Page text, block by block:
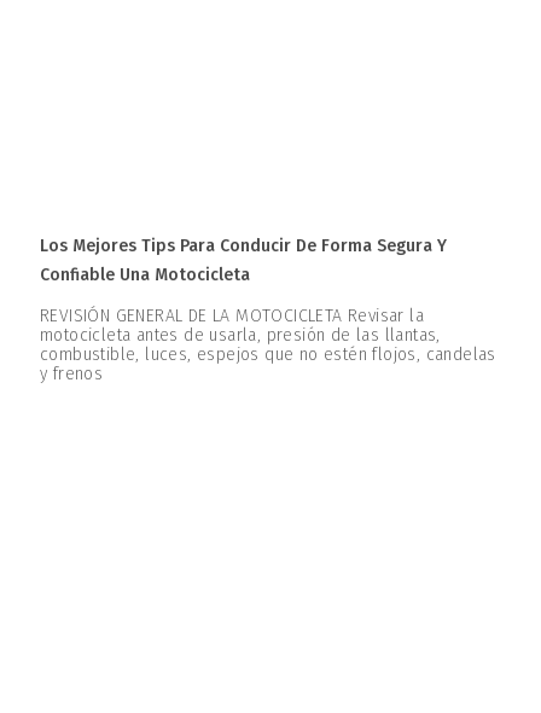
Los Mejores Tips Para Conducir De Forma Segura Y
Confiable Una Motocicleta
REVISIÓN GENERAL DE LA MOTOCICLETA Revisar la
motocicleta antes de usarla, presión de las llantas,
combustible, luces, espejos que no estén flojos, candelas
y frenos